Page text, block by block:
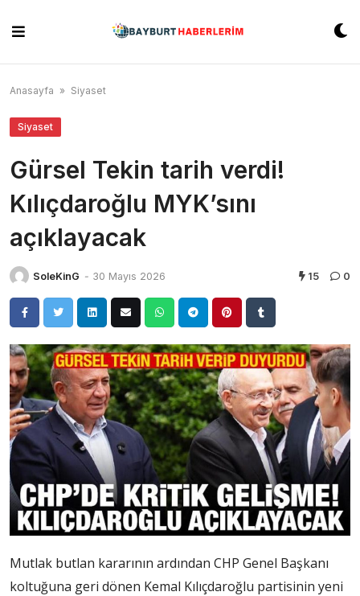
content
Anasayfa » Siyaset
Siyaset
Gürsel Tekin tarih verdi!
Kılıçdaroğlu MYK’sını
açıklayacak
SoleKinG - 30 Mayıs 2026 15 0
Mutlak butlan kararının ardından CHP Genel Başkanı
koltuğuna geri dönen Kemal Kılıçdaroğlu partisinin yeni